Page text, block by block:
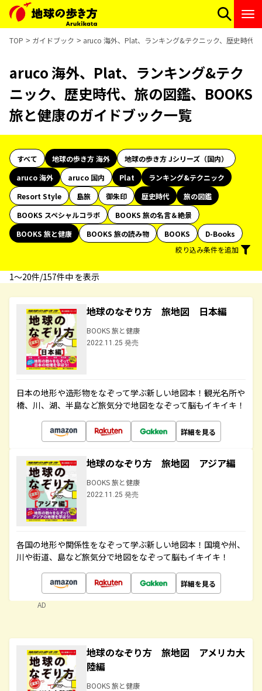
TOP ガイドブック aruco 海外、Plat、ランキング&テクニック、歴史時代
aruco 海外、Plat、ランキング&テク
ニック、歴史時代、旅の図鑑、BOOKS
旅と健康のガイドブック一覧
すべて 地球の歩き方 海外
地球の歩き方 Jシリーズ（国内）
aruco 海外
aruco 国内 Plat
ランキング&テクニック
Resort Style
島旅 御朱印 歴史時代
旅の図鑑
BOOKS スペシャルコラボ
BOOKS 旅の名言＆絶景
BOOKS 旅と健康
BOOKS 旅の読み物 BOOKS
D-Books
絞り込み条件を追加
1〜20件/157件中 を表示
地球のなぞり方 旅地図 日本編
BOOKS 旅と健康
2022.11.25 発売
日本の地形や造形物をなぞって学ぶ新しい地図本！観光名所や
橋、川、湖、半島など旅気分で地図をなぞって脳もイキイキ！
詳細を見る
地球のなぞり方 旅地図 アジア編
BOOKS 旅と健康
2022.11.25 発売
各国の地形や関係性をなぞって学ぶ新しい地図本！国境や州、
川や街道、島など旅気分で地図をなぞって脳もイキイキ！
詳細を見る
AD
地球のなぞり方 旅地図 アメリカ大
陸編
BOOKS 旅と健康